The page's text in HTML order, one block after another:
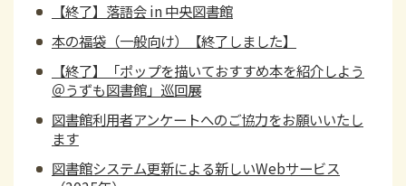
【終了】落語会 in 中央図書館
本の福袋（一般向け）【終了しました】
【終了】「ポップを描いておすすめ本を紹介しよう
＠うずも図書館」巡回展
図書館利用者アンケートへのご協力をお願いいたし
ます
図書館システム更新による新しいWebサービス